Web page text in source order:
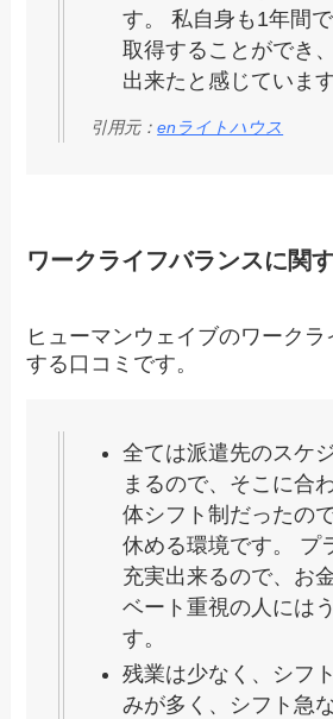
す。 私自身も1年間
取得することができ
出来たと感じています
引用元：enライトハウス
ワークライフバランスに関
ヒューマンウェイブのワーク
する口コミです。
全ては派遣先のスケ
まるので、そこに合
体シフト制だったの
休める環境です。 プ
充実出来るので、お
ベート重視の人には
す。
残業は少なく、シフ
みが多く、シフト急